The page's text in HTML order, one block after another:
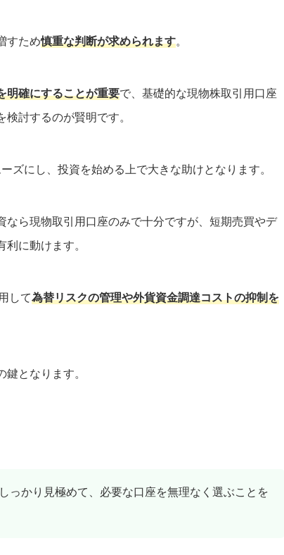
すため慎重な判断が求められます。
明確にすることが重要で、基礎的な現物株取引用口座
討するのが賢明です。
ズにし、投資を始める上で大きな助けとなります。
ら現物取引用口座のみで十分ですが、短期売買やデ
に動けます。
して為替リスクの管理や外貨資金調達コストの抑制を
となります。
っかり見極めて、必要な口座を無理なく選ぶことを